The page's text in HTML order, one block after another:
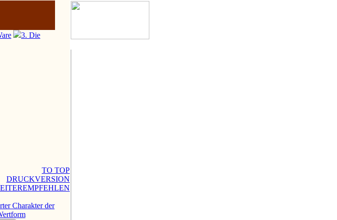
3. Die
TO TOP
DRUCKVERSION
Charakter der